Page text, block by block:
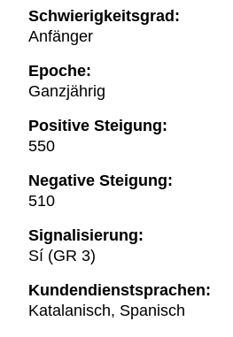
Schwierigkeitsgrad:
Anfänger
Epoche:
Ganzjährig
Positive Steigung:
550
Negative Steigung:
510
Signalisierung:
Sí (GR 3)
Kundendienstsprachen:
Katalanisch, Spanisch